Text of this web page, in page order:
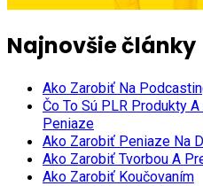
Najnovšie články
Ako Zarobiť Na
Čo To Sú PLR Produkty
Peniaze
Ako Zarobiť Peniaze Na
Ako Zarobiť Tvorbou A
Ako Zarobiť Koučovaním